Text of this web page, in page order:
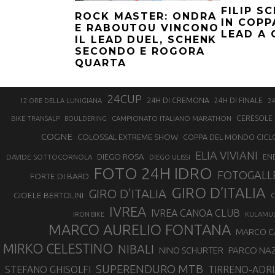
ROCK MASTER: ONDRA
E RABOUTOU VINCONO
IL LEAD DUEL, SCHENK
SECONDO E ROGORA
QUARTA
FILIP
IN
LEAD A
12 ORE DELLA LUNIGIANA 24CUP 24H DI CREMONA 24H DI FINALE
BIKE TRANSALP BOULDERING CAMPIONATO ITALIANO MARATHON CERESOLE
COGNE COLOSSAL EXTREME SHOW COPPA DEL MONDO
DAVIDE SOTTOCORNOLA DIEGO ROSA DIEGO ULISSI ELIA VIVIANI
FORTE DI BARD FOTO 24H IDRO
GIOELE BERTOLINI GIRO D'ITALIA GIRO D’ITALIA
IRON BIKE IVREA IVREA CANOA CLUB
MARCO AURELIO FONTANA MARCO
MIRKO CELESTINO NIBALI NINO SCHURTER PARCO
STEFANO GHISOLFI SUPERENDURO MTB TIRRENO-